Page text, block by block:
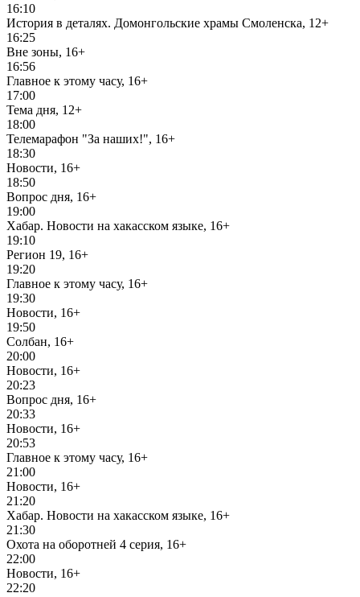
16:10
История в деталях. Домонгольские храмы Смоленска, 12+
16:25
Вне зоны, 16+
16:56
Главное к этому часу, 16+
17:00
Тема дня, 12+
18:00
Телемарафон "За наших!", 16+
18:30
Новости, 16+
18:50
Вопрос дня, 16+
19:00
Хабар. Новости на хакасском языке, 16+
19:10
Регион 19, 16+
19:20
Главное к этому часу, 16+
19:30
Новости, 16+
19:50
Солбан, 16+
20:00
Новости, 16+
20:23
Вопрос дня, 16+
20:33
Новости, 16+
20:53
Главное к этому часу, 16+
21:00
Новости, 16+
21:20
Хабар. Новости на хакасском языке, 16+
21:30
Охота на оборотней 4 серия, 16+
22:00
Новости, 16+
22:20